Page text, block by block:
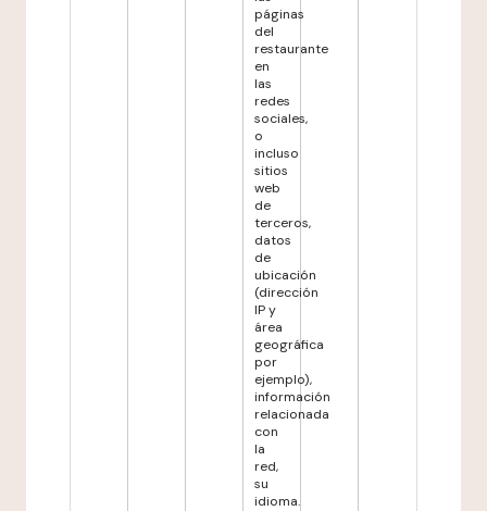
páginas
del
restaurante
en
las
redes
sociales,
o
incluso
sitios
web
de
terceros,
datos
de
ubicación
(dirección
IP y
área
geográfica
por
ejemplo),
información
relacionada
con
la
red,
su
idioma.